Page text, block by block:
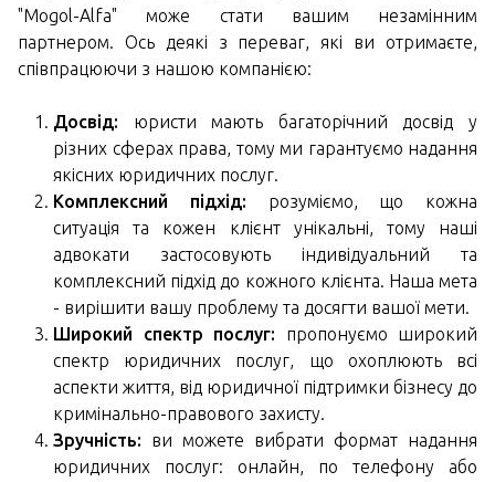
"Mogol-Alfa" може стати вашим незамінним
партнером. Ось деякі з переваг, які ви отримаєте,
співпрацюючи з нашою компанією:
Досвід: юристи мають багаторічний досвід у
різних сферах права, тому ми гарантуємо надання
якісних юридичних послуг.
Комплексний підхід: розуміємо, що кожна
ситуація та кожен клієнт унікальні, тому наші
адвокати застосовують індивідуальний та
комплексний підхід до кожного клієнта. Наша мета
- вирішити вашу проблему та досягти вашої мети.
Широкий спектр послуг: пропонуємо широкий
спектр юридичних послуг, що охоплюють всі
аспекти життя, від юридичної підтримки бізнесу до
кримінально-правового захисту.
Зручність: ви можете вибрати формат надання
юридичних послуг: онлайн, по телефону або